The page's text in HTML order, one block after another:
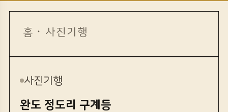
홈 · 사진기행
사진기행
완도 정도리 구계등